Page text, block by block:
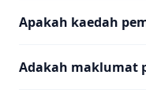
Apakah kaedah
Adakah maklumat